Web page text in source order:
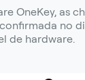
OneKey, as
no
de hardware.